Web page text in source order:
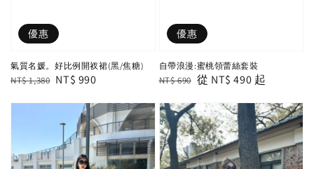
優惠
氣質名媛。好比例開衩裙(黑/焦糖)
Regular
NT$ 1,380 Sale
NT$ 990
優惠
自帶浪漫:蜜桃領蕾絲套裝
Regular
NT$ 690 Sale
從 NT$ 490 起